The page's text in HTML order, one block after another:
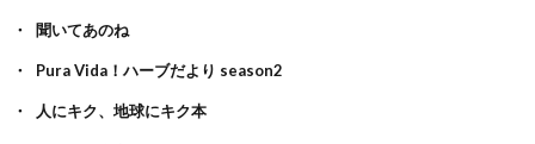
聞いてあのね
Pura Vida！ハーブだより season2
人にキク、地球にキク本